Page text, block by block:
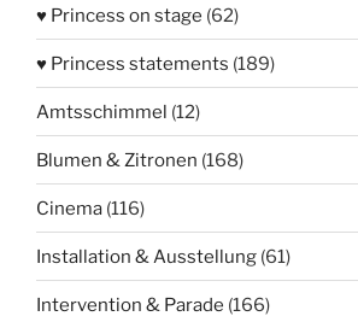
♥ Princess on stage (62)
♥ Princess statements (189)
Amtsschimmel (12)
Blumen & Zitronen (168)
Cinema (116)
Installation & Ausstellung (61)
Intervention & Parade (166)